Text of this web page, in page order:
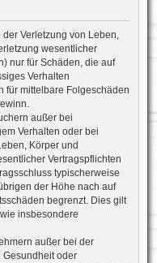
der Verletzung von Leben,
wesentlicher
nur für Schäden, die auf
Verhalten
für mittelbare Folgeschäden
außer bei
Verhalten oder bei
Körper und
Vertragspflichten
typischerweise
der Höhe nach auf
begrenzt. Dies gilt
insbesondere
außer bei der
Gesundheit oder